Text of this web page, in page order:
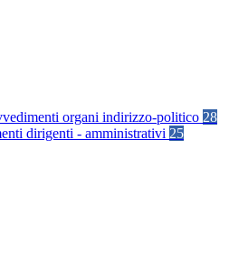
organi indirizzo-politico 28
dirigenti - amministrativi 25